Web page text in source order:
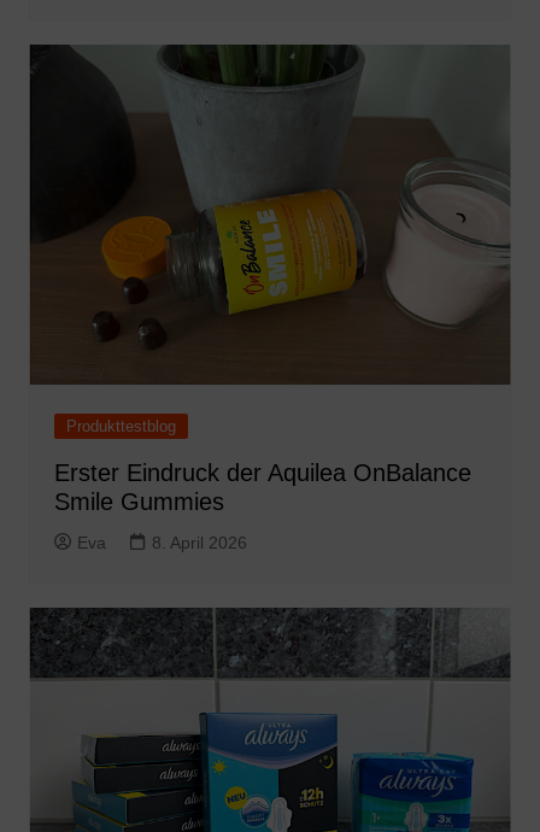
Produkttestblog
Erster Eindruck der Aquilea OnBalance
Smile Gummies
Eva 8. April 2026